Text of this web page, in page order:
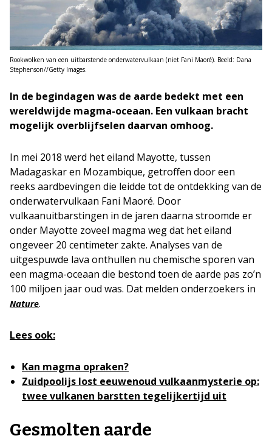
Rookwolken van een uitbarstende onderwatervulkaan (niet Fani Maoré). Beeld: Dana
Stephenson//Getty Images.
In de begindagen was de aarde bedekt met een
wereldwijde magma-oceaan. Een vulkaan bracht
mogelijk overblijfselen daarvan omhoog.
In mei 2018 werd het eiland Mayotte, tussen
Madagaskar en Mozambique, getroffen door een
reeks aardbevingen die leidde tot de ontdekking van de
onderwatervulkaan Fani Maoré. Door
vulkaanuitbarstingen in de jaren daarna stroomde er
onder Mayotte zoveel magma weg dat het eiland
ongeveer 20 centimeter zakte. Analyses van de
uitgespuwde lava onthullen nu chemische sporen van
een magma-oceaan die bestond toen de aarde pas zo’n
100 miljoen jaar oud was. Dat melden onderzoekers in
Nature.
Lees ook:
Kan magma opraken?
Zuidpoolijs lost eeuwenoud vulkaanmysterie op:
twee vulkanen barstten tegelijkertijd uit
Gesmolten aarde